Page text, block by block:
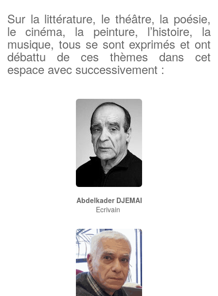
Sur la littérature, le théâtre, la poésie,
le cinéma, la peinture, l’histoire, la
musique, tous se sont exprimés et ont
débattu de ces thèmes dans cet
espace avec successivement :
Abdelkader DJEMAI
Ecrivain